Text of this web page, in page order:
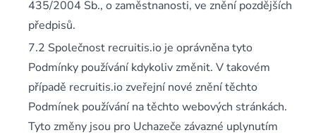
435/2004 Sb., o zaměstnanosti, ve znění pozdějších
předpisů.
Společnost recruitis.io je oprávněna tyto
Podmínky používání kdykoliv změnit. V takovém
případě recruitis.io zveřejní nové znění těchto
Podmínek používání na těchto webových stránkách.
Tyto změny jsou pro Uchazeče závazné uplynutím